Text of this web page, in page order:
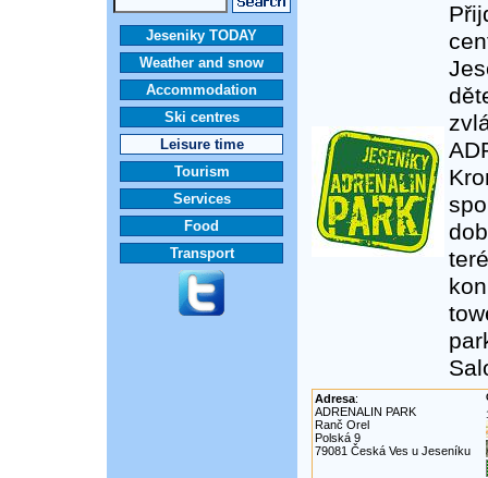
Jeseniky TODAY
Weather and snow
Accommodation
Ski centres
Leisure time
Tourism
Services
Food
Transport
Adresa:
ADRENALIN PARK
Ranč Orel
Polská 9
79081 Česká Ves u Jeseníku